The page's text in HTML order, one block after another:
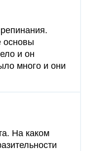
основы
и он
много и они
На каком